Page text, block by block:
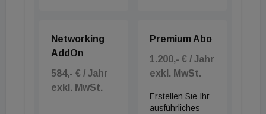
2 Prozent.
Networking
AddOn
584,- € / Jahr
exkl. MwSt.
Premium Abo
1.200,- € / Jahr
exkl. MwSt.
Erstellen Sie Ihr
ausführliches